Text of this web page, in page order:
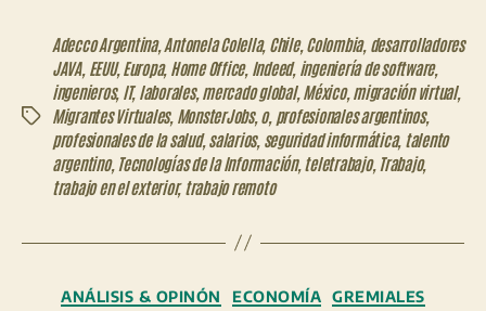
Etiquetas
Adecco Argentina, Antonela Colella, Chile, Colombia, desarrolladores
JAVA, EEUU, Europa, Home Office, Indeed, ingeniería de software,
ingenieros, IT, laborales, mercado global, México, migración virtual,
Migrantes Virtuales, MonsterJobs, o, profesionales argentinos,
profesionales de la salud, salarios, seguridad informática, talento
argentino, Tecnologías de la Información, teletrabajo, Trabajo,
trabajo en el exterior, trabajo remoto
Categorías
ANÁLISIS & OPINÓN ECONOMÍA GREMIALES